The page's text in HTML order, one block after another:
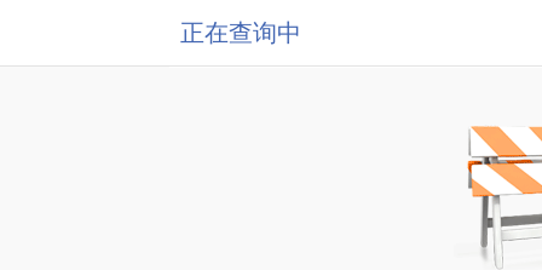
正在查询中